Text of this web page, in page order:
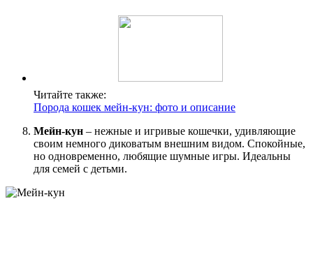
Читайте также:
Порода кошек мейн-кун: фото и описание
Мейн-кун – нежные и игривые кошечки, удивляющие
своим немного диковатым внешним видом. Спокойные,
но одновременно, любящие шумные игры. Идеальны
для семей с детьми.